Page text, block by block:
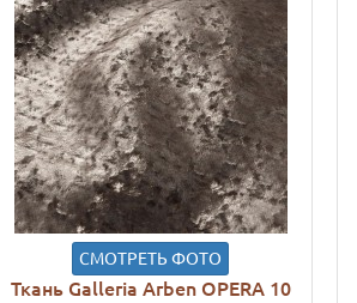
СМОТРЕТЬ ФОТО
Ткань Galleria Arben OPERA 10